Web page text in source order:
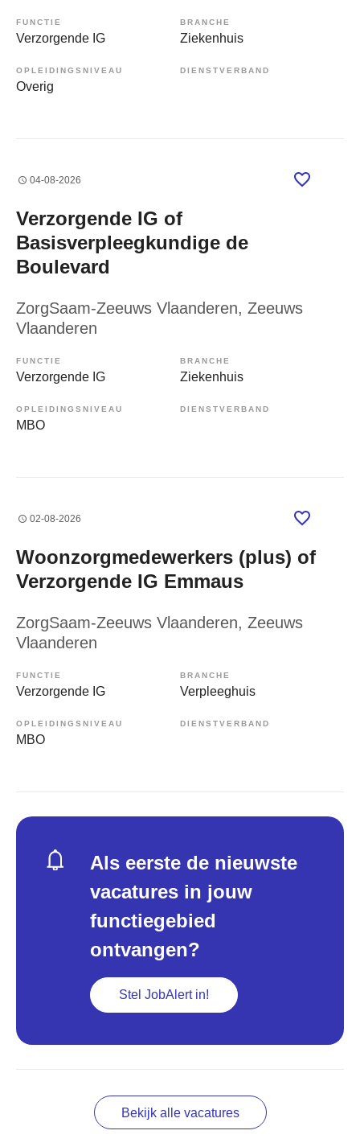
FUNCTIE
Verzorgende IG
BRANCHE
Ziekenhuis
OPLEIDINGSNIVEAU
Overig
DIENSTVERBAND
04-08-2026
Verzorgende IG of
Basisverpleegkundige de
Boulevard
ZorgSaam-Zeeuws Vlaanderen, Zeeuws
Vlaanderen
FUNCTIE
Verzorgende IG
BRANCHE
Ziekenhuis
OPLEIDINGSNIVEAU
MBO
DIENSTVERBAND
02-08-2026
Woonzorgmedewerkers (plus) of
Verzorgende IG Emmaus
ZorgSaam-Zeeuws Vlaanderen, Zeeuws
Vlaanderen
FUNCTIE
Verzorgende IG
BRANCHE
Verpleeghuis
OPLEIDINGSNIVEAU
MBO
DIENSTVERBAND
Als eerste de nieuwste
vacatures in jouw
functiegebied
ontvangen?
Stel JobAlert in!
Bekijk alle vacatures